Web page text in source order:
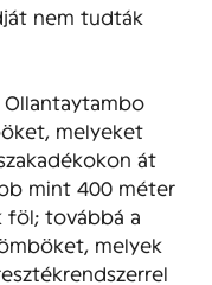
nem tudták
melyeket
át
mint 400 méter
föl; továbbá a
melyek